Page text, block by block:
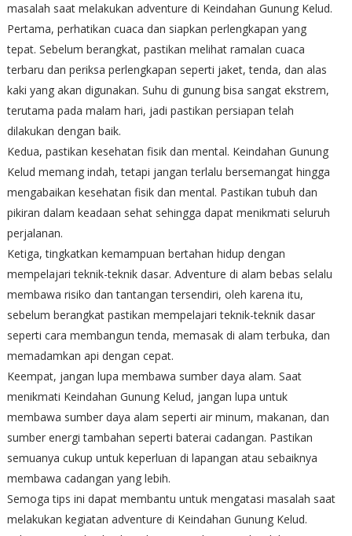
masalah saat melakukan adventure di Keindahan Gunung Kelud.
Pertama, perhatikan cuaca dan siapkan perlengkapan yang
tepat. Sebelum berangkat, pastikan melihat ramalan cuaca
terbaru dan periksa perlengkapan seperti jaket, tenda, dan alas
kaki yang akan digunakan. Suhu di gunung bisa sangat ekstrem,
terutama pada malam hari, jadi pastikan persiapan telah
dilakukan dengan baik.
Kedua, pastikan kesehatan fisik dan mental. Keindahan Gunung
Kelud memang indah, tetapi jangan terlalu bersemangat hingga
mengabaikan kesehatan fisik dan mental. Pastikan tubuh dan
pikiran dalam keadaan sehat sehingga dapat menikmati seluruh
perjalanan.
Ketiga, tingkatkan kemampuan bertahan hidup dengan
mempelajari teknik-teknik dasar. Adventure di alam bebas selalu
membawa risiko dan tantangan tersendiri, oleh karena itu,
sebelum berangkat pastikan mempelajari teknik-teknik dasar
seperti cara membangun tenda, memasak di alam terbuka, dan
memadamkan api dengan cepat.
Keempat, jangan lupa membawa sumber daya alam. Saat
menikmati Keindahan Gunung Kelud, jangan lupa untuk
membawa sumber daya alam seperti air minum, makanan, dan
sumber energi tambahan seperti baterai cadangan. Pastikan
semuanya cukup untuk keperluan di lapangan atau sebaiknya
membawa cadangan yang lebih.
Semoga tips ini dapat membantu untuk mengatasi masalah saat
melakukan kegiatan adventure di Keindahan Gunung Kelud.